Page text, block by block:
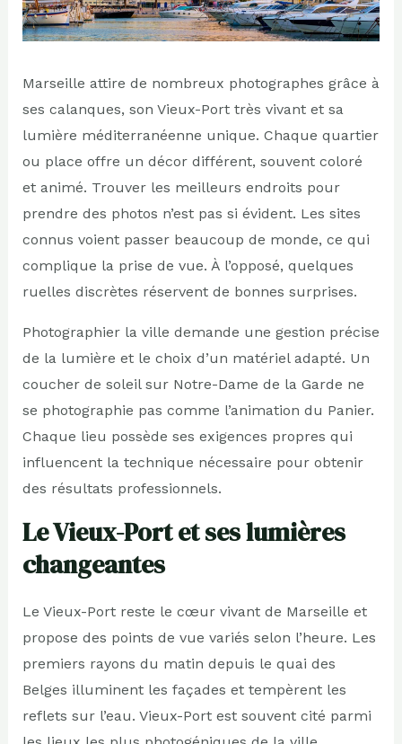
Marseille attire de nombreux photographes grâce à
ses calanques, son Vieux-Port très vivant et sa
lumière méditerranéenne unique. Chaque quartier
ou place offre un décor différent, souvent coloré
et animé. Trouver les meilleurs endroits pour
prendre des photos n’est pas si évident. Les sites
connus voient passer beaucoup de monde, ce qui
complique la prise de vue. À l’opposé, quelques
ruelles discrètes réservent de bonnes surprises.
Photographier la ville demande une gestion précise
de la lumière et le choix d’un matériel adapté. Un
coucher de soleil sur Notre-Dame de la Garde ne
se photographie pas comme l’animation du Panier.
Chaque lieu possède ses exigences propres qui
influencent la technique nécessaire pour obtenir
des résultats professionnels.
Le Vieux-Port et ses lumières
changeantes
Le Vieux-Port reste le cœur vivant de Marseille et
propose des points de vue variés selon l’heure. Les
premiers rayons du matin depuis le quai des
Belges illuminent les façades et tempèrent les
reflets sur l’eau. Vieux-Port est souvent cité parmi